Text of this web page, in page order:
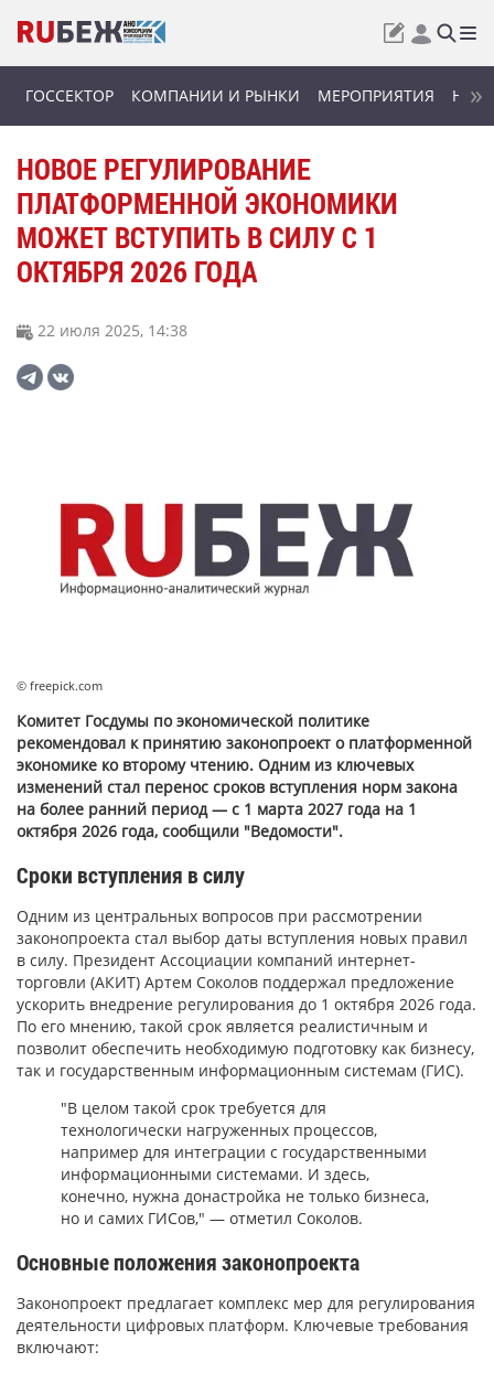
ГОССЕКТОР КОМПАНИИ И РЫНКИ МЕРОПРИЯТИЯ
НОВОЕ РЕГУЛИРОВАНИЕ
ПЛАТФОРМЕННОЙ ЭКОНОМИКИ
МОЖЕТ ВСТУПИТЬ В СИЛУ С 1
ОКТЯБРЯ 2026 ГОДА
22 июля 2025, 14:38
© freepick.com
Комитет Госдумы по экономической политике
рекомендовал к принятию законопроект о платформенной
экономике ко второму чтению. Одним из ключевых
изменений стал перенос сроков вступления норм закона
на более ранний период — с 1 марта 2027 года на 1
октября 2026 года, сообщили "Ведомости".
Сроки вступления в силу
Одним из центральных вопросов при рассмотрении
законопроекта стал выбор даты вступления новых правил
в силу. Президент Ассоциации компаний интернет-
торговли (АКИТ) Артем Соколов поддержал предложение
ускорить внедрение регулирования до 1 октября 2026 года.
По его мнению, такой срок является реалистичным и
позволит обеспечить необходимую подготовку как бизнесу,
так и государственным информационным системам (ГИС).
"В целом такой срок требуется для
технологически нагруженных процессов,
например для интеграции с государственными
информационными системами. И здесь,
конечно, нужна донастройка не только бизнеса,
но и самих ГИСов," — отметил Соколов.
Основные положения законопроекта
Законопроект предлагает комплекс мер для регулирования
деятельности цифровых платформ. Ключевые требования
включают: